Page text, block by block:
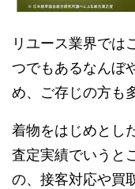
リユース業界では
つでもあるなんぼ
め、ご存じの方も
着物をはじめとし
査定実績でいうと
の、接客対応や買